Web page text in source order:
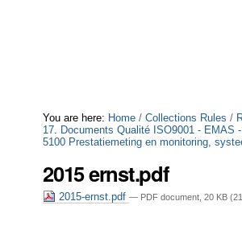
You are here: Home /Collections Rules /
17. Documents Qualité ISO9001 - EMAS
5100 Prestatiemeting en monitoring,
2015 ernst.pdf
2015-ernst.pdf— PDF document, 20 KB